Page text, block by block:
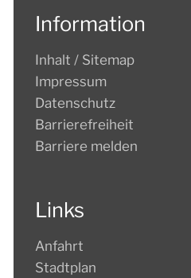
Information
Inhalt / Sitemap
Impressum
Datenschutz
Barrierefreiheit
Barriere melden
Links
Anfahrt
Stadtplan